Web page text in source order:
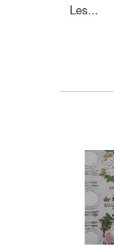
Les...